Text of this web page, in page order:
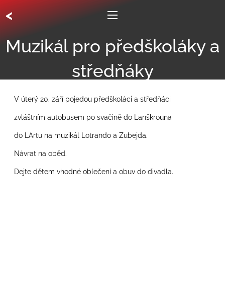
<
Muzikál pro předškoláky a
středňáky
V úterý 20. září pojedou předškoláci a středňáci
zvláštním autobusem po svačině do Lanškrouna
do LArtu na muzikál Lotrando a Zubejda.
Návrat na oběd.
Dejte dětem vhodné oblečení a obuv do divadla.